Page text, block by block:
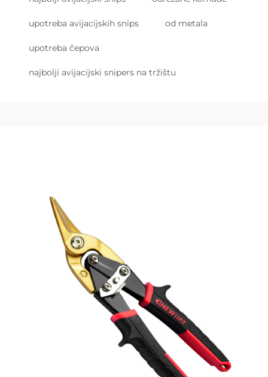
upotreba avijacijskih snips od metala
upotreba čepova
najbolji avijacijski snipers na tržištu